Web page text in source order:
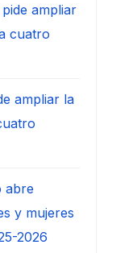
ampliar
cuatro
ampliar la
abre
y mujeres
2026